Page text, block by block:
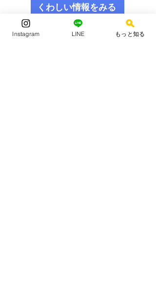
くわしい情報をみる
Instagram LINE もっと知る